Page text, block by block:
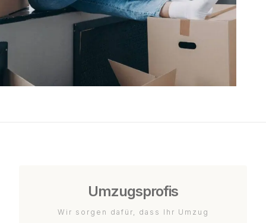
Umzugsprofis
Wir sorgen dafür, dass Ihr Umzug